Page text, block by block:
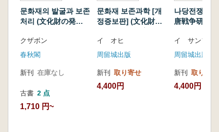
문화재의 발굴과 보존
처리 (文化財の発掘
クザボン
春秋閣
新刊 在庫なし
古書 2 点
1,710 円~
문화재 보존과학 [개
정증보판] (文化財保
イ オヒ
周留城出版
新刊 取り寄せ
4,400円
나당전쟁 연
唐戦争研究)
イ サンフン
周留城出版
新刊 取り寄せ
4,400円